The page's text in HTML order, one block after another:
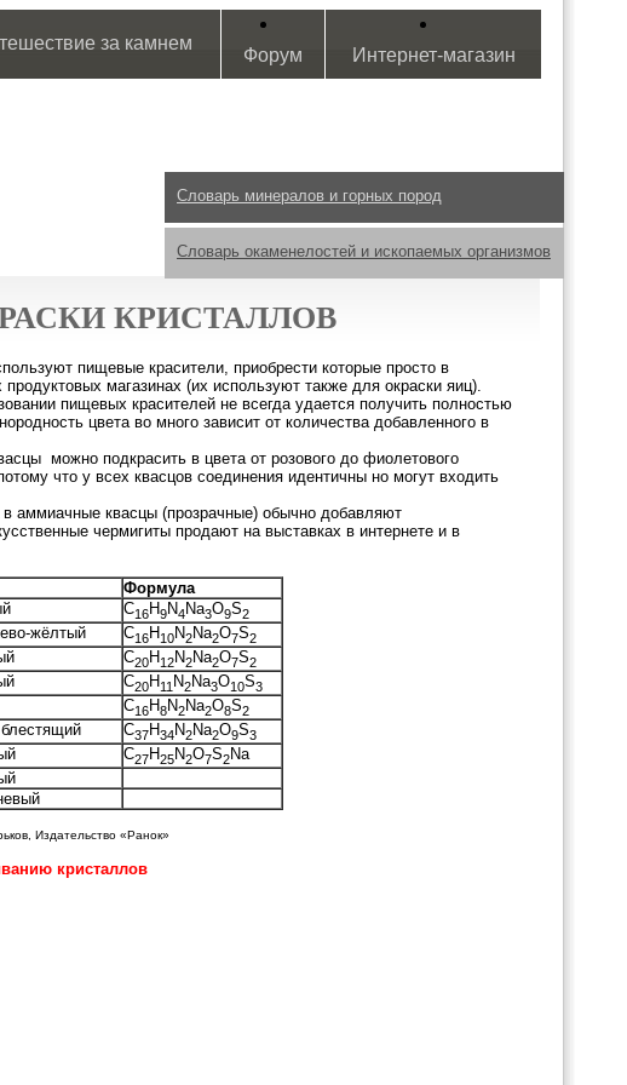
за камнем
Форум Интернет-магазин
Словарь минералов и горных пород
Словарь окаменелостей и ископаемых организмов
КРИСТАЛЛОВ
пищевые красители, приобрести которые просто в
магазинах (их используют также для окраски яиц).
пищевых красителей не всегда удается получить полностью
цвета во много зависит от количества добавленного в
можно подкрасить в цвета от розового до фиолетового
что у всех квасцов соединения идентичны но могут входить
аммиачные квасцы (прозрачные) обычно добавляют
чермигиты продают на выставках в интернете и в
Формула
C16H9N4Na3O9S2
жёлтый C16H10N2Na2O7S2
С20H12N2Na2O7S2
С20H11 N2Na3O10S3
C16H8N2Na2O8S2
C37H34N2Na2O9S3
C27H25N2O7S2Na
Издательство «Ранок»
кристаллов